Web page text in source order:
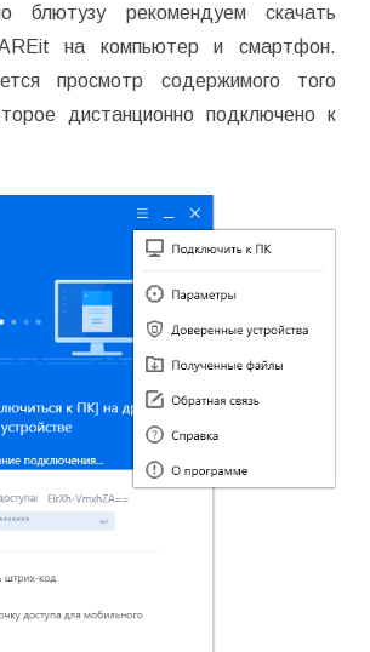
блютузу рекомендуем скачать
на компьютер и смартфон.
просмотр содержимого того
дистанционно подключено к